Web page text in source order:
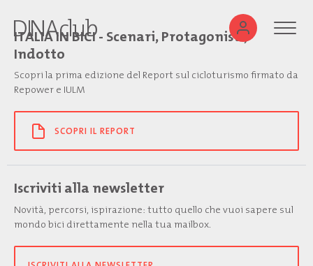
ITALIA IN BICI - Scenari, Protagonisti,
Indotto
Scopri la prima edizione del Report sul cicloturismo firmato da
Repower e IULM
SCOPRI IL REPORT
Iscriviti alla newsletter
Novità, percorsi, ispirazione: tutto quello che vuoi sapere sul
mondo bici direttamente nella tua mailbox.